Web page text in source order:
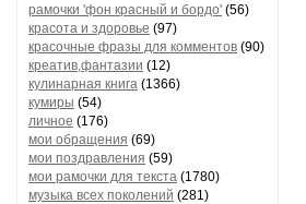
рамочки 'фон красный и бордо' (56)
красота и здоровье (97)
красочные фразы для комментов (90)
креатив,фантазии (12)
кулинарная книга (1366)
кумиры (54)
личное (176)
мои обращения (69)
мои поздравления (59)
мои рамочки для текста (1780)
музыка всех поколений (281)